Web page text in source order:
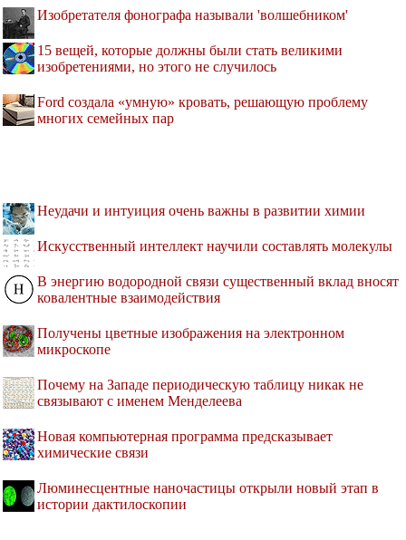
Изобретателя фонографа называли 'волшебником'
15 вещей, которые должны были стать великими
изобретениями, но этого не случилось
Ford создала «умную» кровать, решающую проблему
многих семейных пар
Неудачи и интуиция очень важны в развитии химии
Искусственный интеллект научили составлять молекулы
В энергию водородной связи существенный вклад вносят
ковалентные взаимодействия
Получены цветные изображения на электронном
микроскопе
Почему на Западе периодическую таблицу никак не
связывают с именем Менделеева
Новая компьютерная программа предсказывает
химические связи
Люминесцентные наночастицы открыли новый этап в
истории дактилоскопии